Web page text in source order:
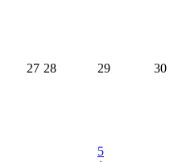
27 28 29 30
5